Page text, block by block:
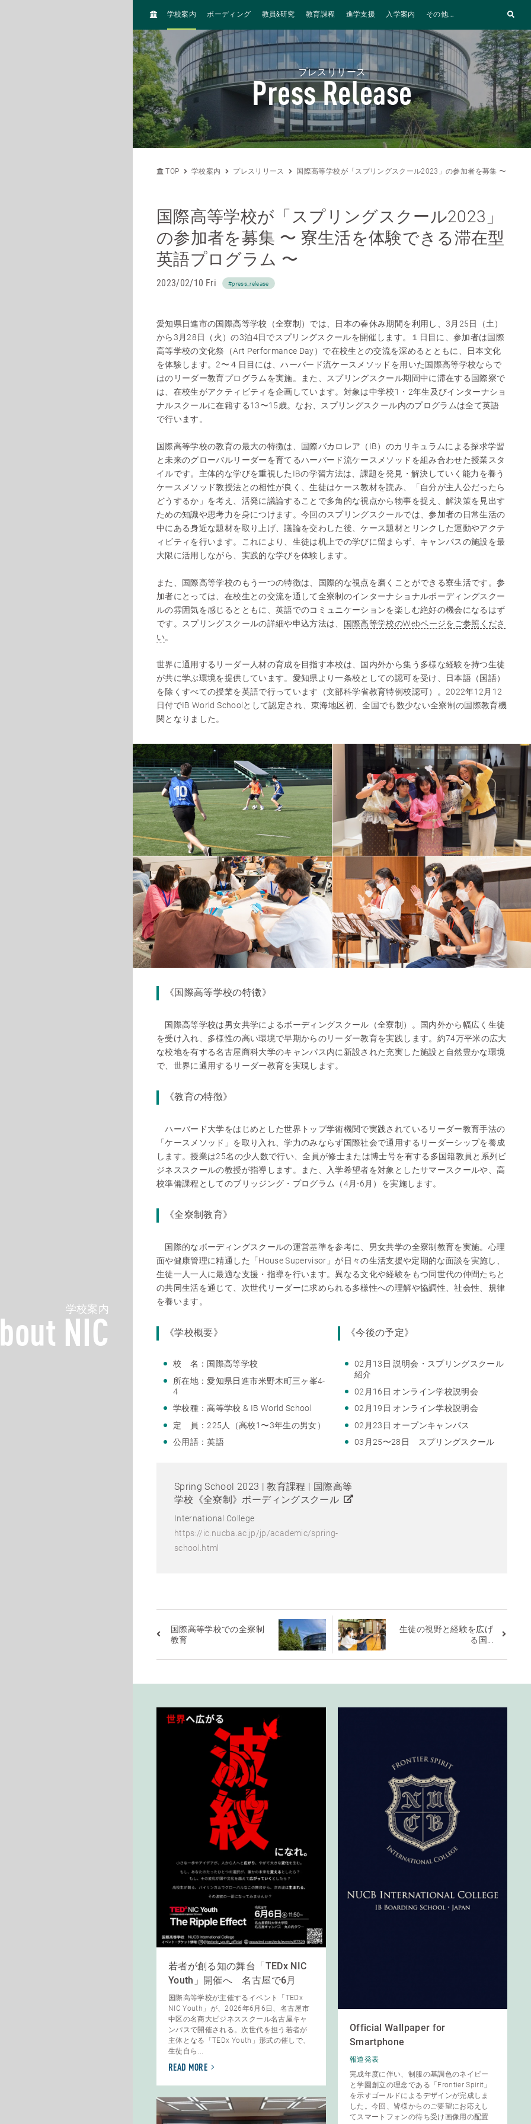
学校案内
NIC
H
M
E
学校案内 ボーディング 教員&研究 教育課程 進学支援 入学案内 その他...
プレスリリース
Press Release
TOP 学校案内 プレスリリース 国際高等学校が「スプリングスクール2023」の参加者を募集 〜 寮生
国際高等学校が「スプリングスクール2023」
の参加者を募集 〜 寮生活を体験できる滞在型
英語プログラム 〜
2023/02/10 Fri #press_release
愛知県日進市の国際高等学校（全寮制）では、日本の春休み期間を利用し、3月25日（土）
から3月28日（火）の3泊4日でスプリングスクールを開催します。１日目に、参加者は国際
高等学校の文化祭（Art Performance Day）で在校生との交流を深めるとともに、日本文化
を体験します。2〜４日目には、ハーバード流ケースメソッドを用いた国際高等学校ならで
はのリーダー教育プログラムを実施。また、スプリングスクール期間中に滞在する国際寮で
は、在校生がアクティビティを企画しています。対象は中学校1・2年生及びインターナショ
ナルスクールに在籍する13〜15歳。なお、スプリングスクール内のプログラムは全て英語
で行います。
国際高等学校の教育の最大の特徴は、国際バカロレア（IB）のカリキュラムによる探求学習
と未来のグローバルリーダーを育てるハーバード流ケースメソッドを組み合わせた授業スタ
イルです。主体的な学びを重視したIBの学習方法は、課題を発見・解決していく能力を養う
ケースメソッド教授法との相性が良く、生徒はケース教材を読み、「自分が主人公だったら
どうするか」を考え、活発に議論することで多角的な視点から物事を捉え、解決策を見出す
ための知識や思考力を身につけます。今回のスプリングスクールでは、参加者の日常生活の
中にある身近な題材を取り上げ、議論を交わした後、ケース題材とリンクした運動やアクテ
ィビティを行います。これにより、生徒は机上での学びに留まらず、キャンパスの施設を最
大限に活用しながら、実践的な学びを体験します。
また、国際高等学校のもう一つの特徴は、国際的な視点を磨くことができる寮生活です。参
加者にとっては、在校生との交流を通して全寮制のインターナショナルボーディングスクー
ルの雰囲気を感じるとともに、英語でのコミュニケーションを楽しむ絶好の機会になるはず
です。スプリングスクールの詳細や申込方法は、
国際高等学校のWebページをご参照くださ
い。
世界に通用するリーダー人材の育成を目指す本校は、国内外から集う多様な経験を持つ生徒
が共に学ぶ環境を提供しています。愛知県より一条校としての認可を受け、日本語（国語）
を除くすべての授業を英語で行っています（文部科学省教育特例校認可）。2022年12月12
日付でIB World Schoolとして認定され、東海地区初、全国でも数少ない全寮制の国際教育機
関となりました。
《国際高等学校の特徴》
国際高等学校は男女共学によるボーディングスクール（全寮制）。国内外から幅広く生徒
を受け入れ、多様性の高い環境で早期からのリーダー教育を実践します。約74万平米の広大
な校地を有する名古屋商科大学のキャンパス内に新設された充実した施設と自然豊かな環境
で、世界に通用するリーダー教育を実現します。
《教育の特徴》
ハーバード大学をはじめとした世界トップ学術機関で実践されているリーダー教育手法の
「ケースメソッド」を取り入れ、学力のみならず国際社会で通用するリーダーシップを養成
します。授業は25名の少人数で行い、全員が修士または博士号を有する多国籍教員と系列ビ
ジネススクールの教授が指導します。また、入学希望者を対象としたサマースクールや、高
校準備課程としてのブリッジング・プログラム（4月-6月）を実施します。
《全寮制教育》
国際的なボーディングスクールの運営基準を参考に、男女共学の全寮制教育を実施。心理
面や健康管理に精通した「House Supervisor」が日々の生活支援や定期的な面談を実施し、
生徒一人一人に最適な支援・指導を行います。異なる文化や経験をもつ同世代の仲間たちと
の共同生活を通じて、次世代リーダーに求められる多様性への理解や協調性、社会性、規律
を養います。
《学校概要》
校 名：国際高等学校
所在地：愛知県日進市米野木町三ヶ峯4-
4
学校種：高等学校 & IB World School
定 員：225人（高校1〜3年生の男女）
公用語：英語
《今後の予定》
02月13日 説明会・スプリングスクール
紹介
02月16日 オンライン学校説明会
02月19日 オンライン学校説明会
02月23日 オープンキャンパス
03月25〜28日 スプリングスクール
Spring School 2023 | 教育課程 | 国際高等
学校《全寮制》ボーディングスクール
International College
https://ic.nucba.ac.jp/jp/academic/spring-
school.html
国際高等学校での全寮制
教育
生徒の視野と経験を広げ
る国...
若者が創る知の舞台「TEDx NIC
Youth」開催へ 名古屋で6月
国際高等学校が主催するイベント「TEDx
NIC Youth」が、2026年6月6日、名古屋市
中区の名商大ビジネススクール名古屋キャ
ンパスで開催される。次世代を担う若者が
主体となる「TEDx Youth」形式の催しで、
生徒自ら...
READ MORE
Official Wallpaper for
Smartphone
報道発表
完成年度に伴い、制服の基調色のネイビー
と学園創立の理念である「Frontier Spirit」
を示すゴールドによるデザインが完成しま
した。今回、皆様からのご要望にお応えし
てスマートフォンの待ち受け画像用の配置